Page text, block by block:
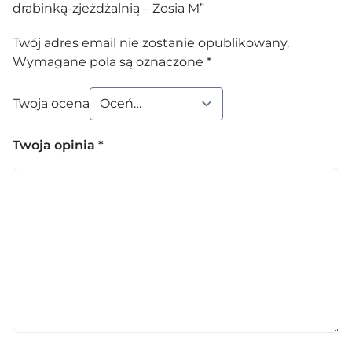
drabinką-zjeżdżalnią – Zosia M”
Twój adres email nie zostanie opublikowany.
Wymagane pola są oznaczone *
Twoja ocena
Twoja opinia *